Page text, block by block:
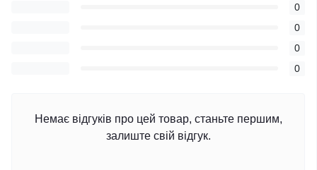
0
0
0
0
Немає відгуків про цей товар, станьте першим,
залиште свій відгук.